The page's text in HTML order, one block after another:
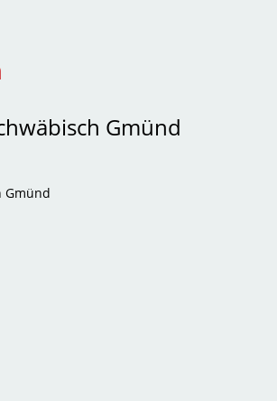
Gmünd
Gmünd